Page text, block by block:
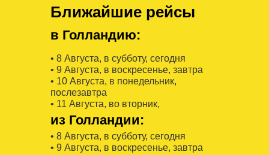
Ближайшие рейсы
в Голландию:
• 8 Августa, в субботу, сегодня
• 9 Августa, в воскресенье, завтра
• 10 Августa, в понедельник,
послезавтра
• 11 Августa, во вторник,
из Голландии:
• 8 Августa, в субботу, сегодня
• 9 Августa, в воскресенье, завтра